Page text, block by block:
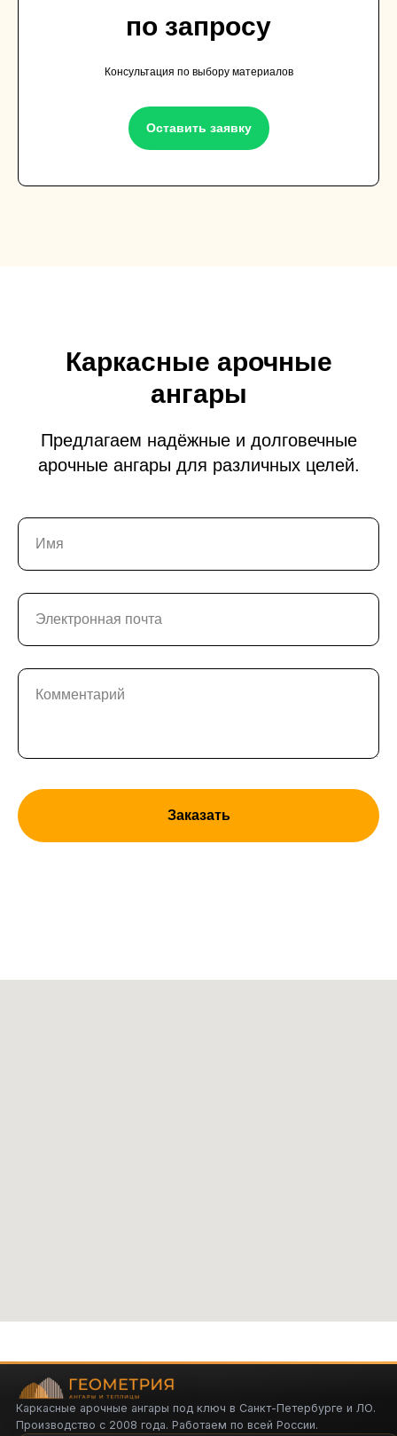
по запросу
Консультация по выбору материалов
Оставить заявку
Каркасные арочные
ангары
Предлагаем надёжные и долговечные
арочные ангары для различных целей.
Имя
Электронная почта
Комментарий
Заказать
Каркасные арочные ангары под ключ в Санкт-Петербурге и ЛО.
Производство с 2008 года. Работаем по всей России.